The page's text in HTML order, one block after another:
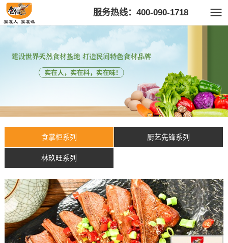
服务热线：400-090-1718
食掌柜系列 厨艺先锋系列
林玖旺系列